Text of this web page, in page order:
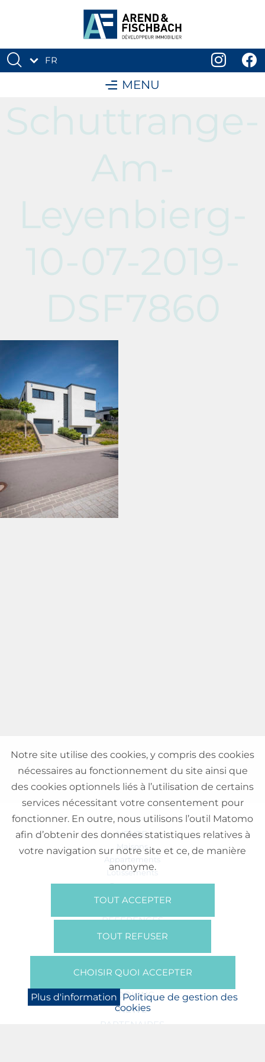
FR
MENU
Schuttrange-
Am-
Leyenbierg-
10-07-2019-
DSF7860
VENTE
Maisons
Appartements
Lotissements
Commerces
Bureaux
RÉFÉRENCES
SUR NOUS
Presse
BOOKING
NEWS
PARTENAIRES
Notre site utilise des cookies, y compris des cookies
nécessaires au fonctionnement du site ainsi que
des cookies optionnels liés à l’utilisation de certains
services nécessitant votre consentement pour
fonctionner. En outre, nous utilisons l’outil Matomo
afin d’obtenir des données statistiques relatives à
votre navigation sur notre site et ce, de manière
anonyme.
TOUT ACCEPTER
TOUT REFUSER
CHOISIR QUOI ACCEPTER
Plus d'information Politique de gestion des
cookies